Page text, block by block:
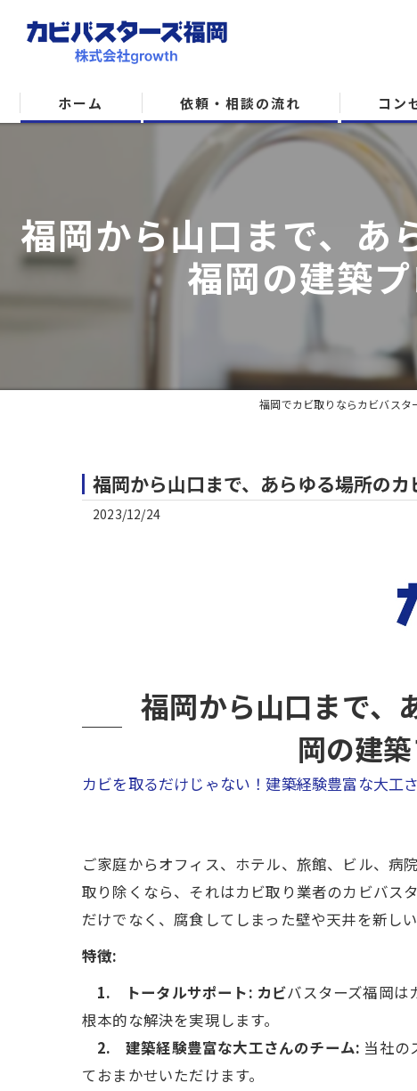
ホーム 依頼・相談の流れ コン
福岡から山口まで、あ
福岡の建築
福岡でカビ取りならカビバスタ
福岡から山口まで、あらゆる場所の
2023/12/24
福岡から山口まで、
岡の建
カビを取るだけじゃない！建築経験豊富な大工
ご家庭からオフィス、ホテル、旅館、ビル、
取り除くなら、それはカビ取り業者のカビバス
だけでなく、腐食してしまった壁や天井を新し
特徴:
1. トータルサポート: カビバスターズ福岡は
根本的な解決を実現します。
2. 建築経験豊富な大工さんのチーム: 当社の
ておまかせいただけます。